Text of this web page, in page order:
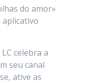
do amor»
celebra a
seu canal
ative as